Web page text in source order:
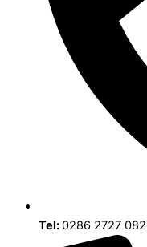
Tel:0286 2727 082